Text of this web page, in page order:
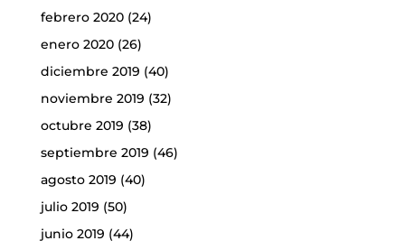
febrero 2020(24)
enero 2020(26)
diciembre 2019 (40)
noviembre 2019 (32)
octubre 2019 (38)
septiembre 2019 (46)
agosto 2019 (40)
julio 2019 (50)
junio 2019 (44)